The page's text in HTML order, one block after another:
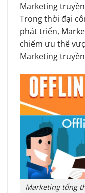
Marketing
Trong thời đại
phát triển,
chiếm ưu thế
Marketing
Marketing tổng